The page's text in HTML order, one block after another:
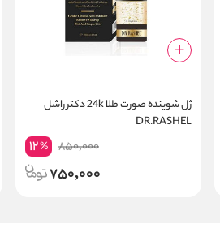
ژل شوینده صورت طلا 24k دکتر راشل
DR.RASHEL
850,000
12%
750,000